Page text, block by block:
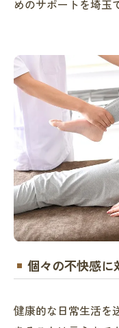
めのサポートを埼玉
個々の不快感に
健康的な日常生活を